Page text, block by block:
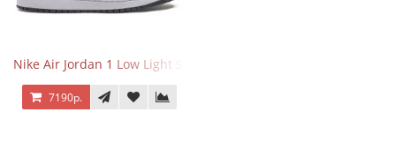
Nike Air Jordan 1 Low Light Smoke Grey
7190р.